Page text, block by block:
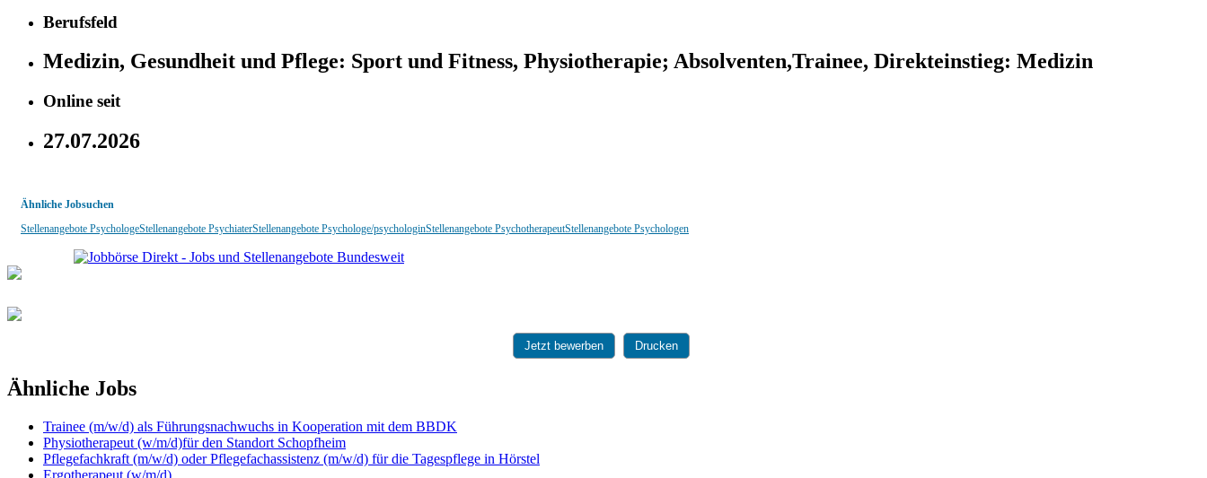
Berufsfeld
Medizin, Gesundheit und Pflege: Sport und Fitness, Physiotherapie; Absolventen,Trainee, Direkteinstieg: Medizin
Online seit
27.07.2026
Ähnliche Jobsuchen
Stellenangebote PsychologeStellenangebote PsychiaterStellenangebote Psychologe/psychologinStellenangebote PsychotherapeutStellenangebote Psychologen
Jetzt bewerben Drucken
Ähnliche Jobs
Trainee (m/w/d) als Führungsnachwuchs in Kooperation mit dem BBDK
Physiotherapeut (w/m/d)für den Standort Schopfheim
Pflegefachkraft (m/w/d) oder Pflegefachassistenz (m/w/d) für die Tagespflege in Hörstel